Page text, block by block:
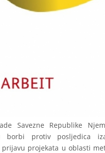
Savezne Republike
borbi protiv posljedica
prijavu projekata u oblasti